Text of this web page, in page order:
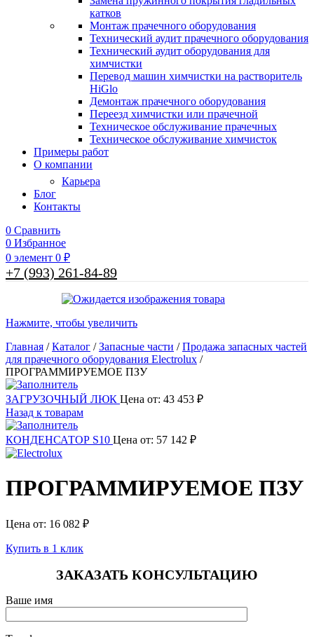
катков
Монтаж прачечного оборудования
Технический аудит прачечного оборудования
Технический аудит оборудования для
химчистки
Перевод машин химчистки на растворитель
HiGlo
Демонтаж прачечного оборудования
Переезд химчистки или прачечной
Техническое обслуживание прачечных
Техническое обслуживание химчисток
Примеры работ
О компании
Карьера
Блог
Контакты
0 Сравнить
0 Избранное
0 элемент 0 ₽
+7 (993) 261-84-89
Нажмите, чтобы увеличить
Главная /Каталог /Запасные части /Продажа запасных частей
для прачечного оборудования Electrolux /
ПРОГРАММИРУЕМОЕ ПЗУ
ЗАГРУЗОЧНЫЙ ЛЮК Цена от: 43 453 ₽
Назад к товарам
КОНДЕНСАТОР S10 Цена от: 57 142 ₽
ПРОГРАММИРУЕМОЕ ПЗУ
Цена от: 16 082 ₽
Купить в 1 клик
ЗАКАЗАТЬ КОНСУЛЬТАЦИЮ
Ваше имя